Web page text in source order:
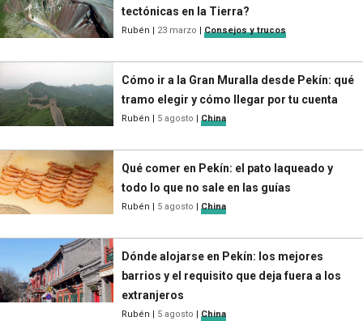
tectónicas en la Tierra?
Rubén | 23 marzo | Consejos y trucos
Cómo ir a la Gran Muralla desde Pekín: qué
tramo elegir y cómo llegar por tu cuenta
Rubén | 5 agosto | China
Qué comer en Pekín: el pato laqueado y
todo lo que no sale en las guías
Rubén | 5 agosto | China
Dónde alojarse en Pekín: los mejores
barrios y el requisito que deja fuera a los
extranjeros
Rubén | 5 agosto | China